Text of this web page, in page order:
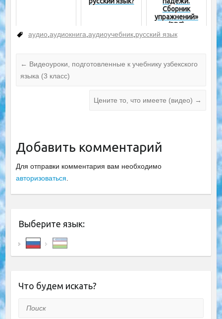
Сборник
упражнений»
(PDF)
аудио,аудиокнига,аудиоучебник,русский язык
← Видеоуроки, подготовленные к учебнику узбекского
языка (3 класс)
Цените то, что имеете (видео) →
Добавить комментарий
Для отправки комментария вам необходимо
авторизоваться.
Выберите язык:
Что будем искать?
Поиск